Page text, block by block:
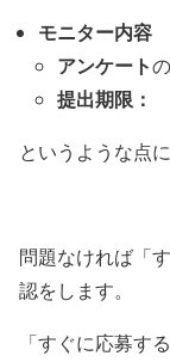
モニター内容
アンケート
提出期限：
というような点
問題なければ「
認をします。
「すぐに応募す